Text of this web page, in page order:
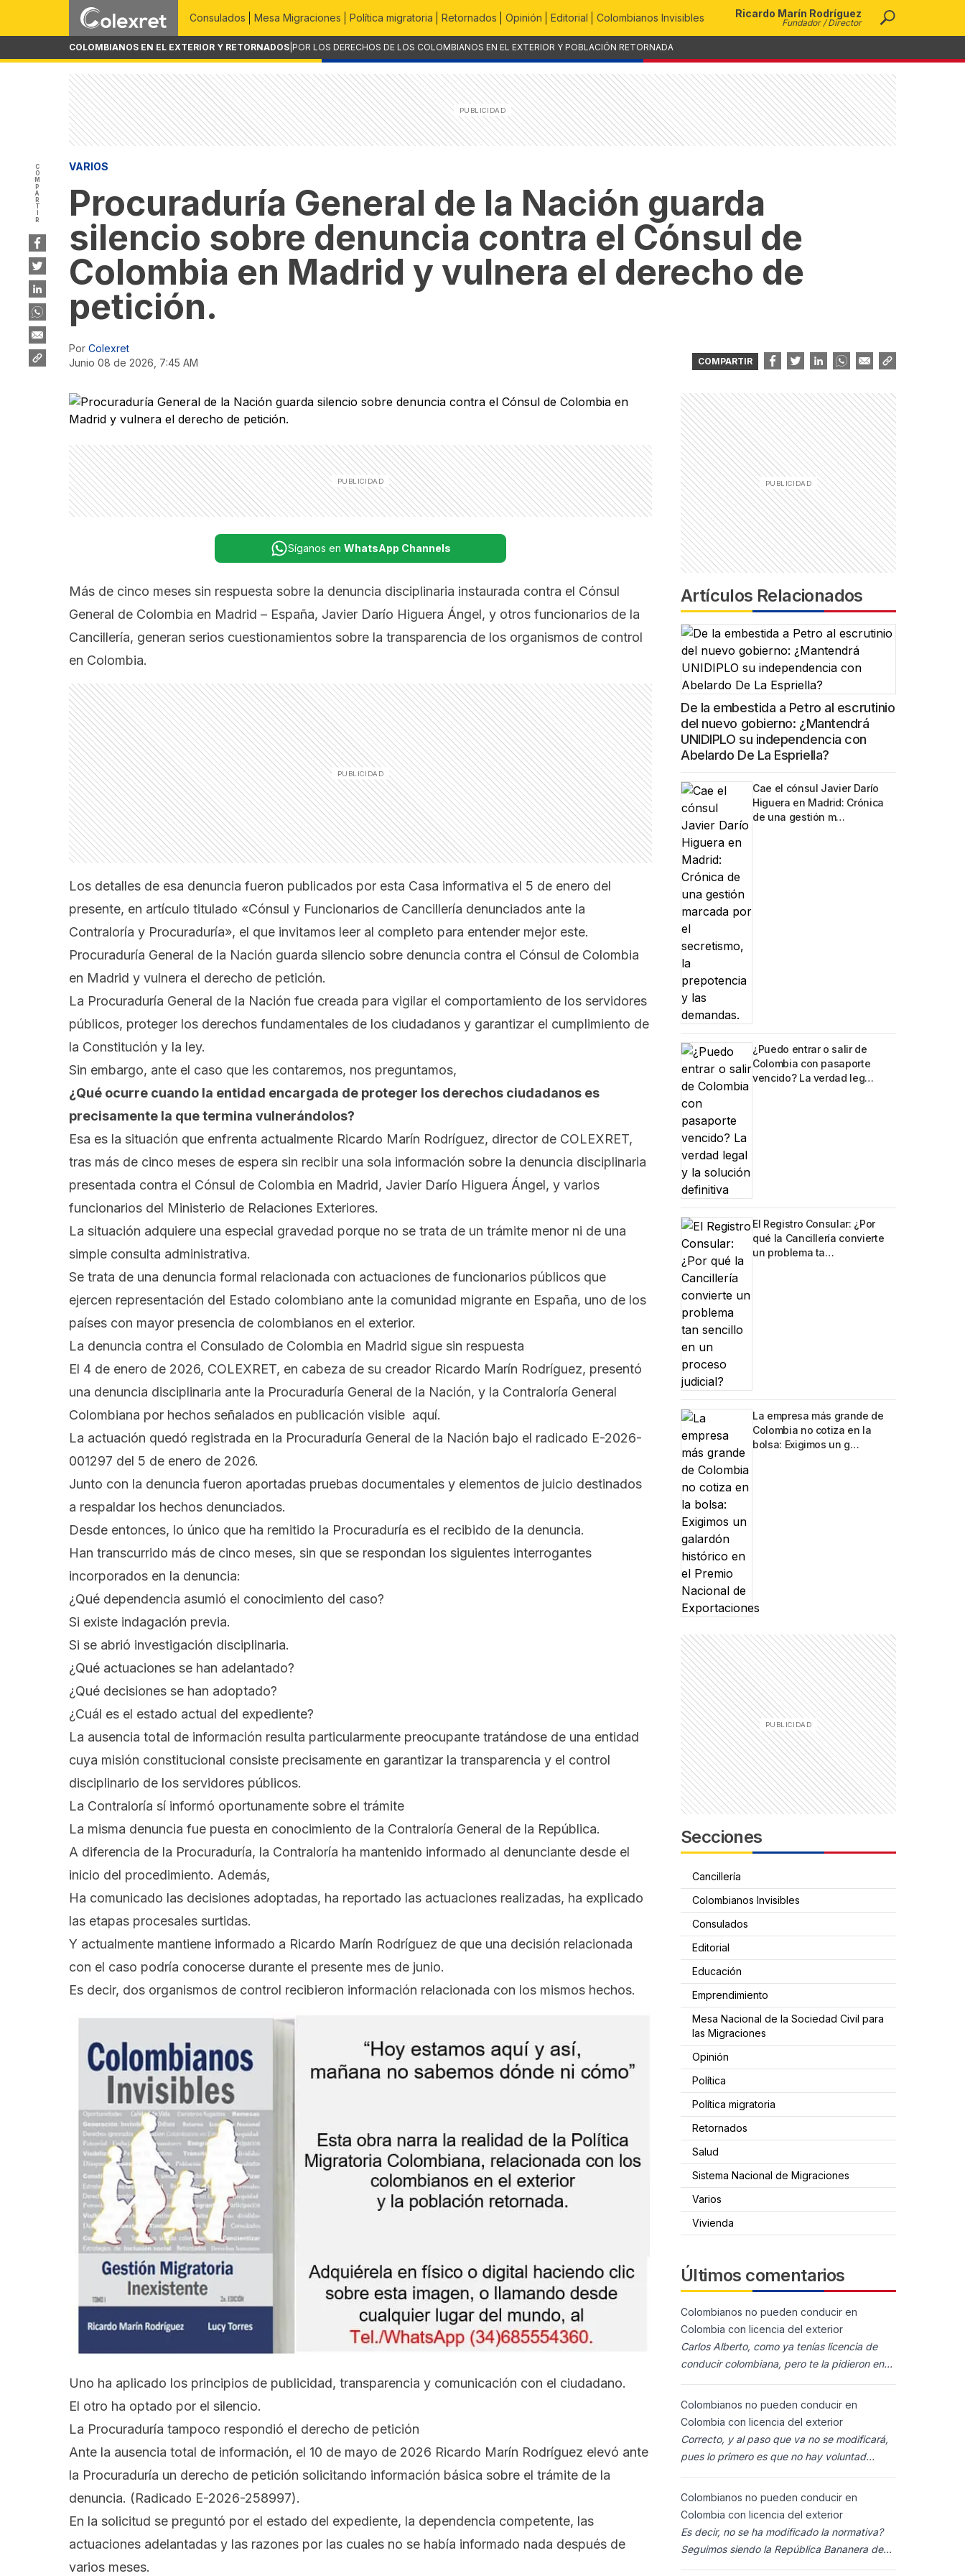
Consulados Mesa Migraciones Política migratoria Retornados Opinión Editorial Colombianos Invisibles Ricardo Marín Rodríguez
Fundador / Director
COLOMBIANOS EN EL EXTERIOR Y RETORNADOS POR LOS DERECHOS DE LOS COLOMBIANOS EN EL EXTERIOR Y POBLACIÓN RETORNADA
COMPARTIR VARIOS
Procuraduría General de la Nación guarda
silencio sobre denuncia contra el Cónsul de
Colombia en Madrid y vulnera el derecho de
petición.
Por Colexret
junio 08 de 2026, 7:45 AM
COMPARTIR
Síganos en WhatsApp Channels
Más de cinco meses sin respuesta sobre la denuncia disciplinaria instaurada contra el Cónsul
General de Colombia en Madrid – España, Javier Darío Higuera Ángel, y otros funcionarios de la
Cancillería, generan serios cuestionamientos sobre la transparencia de los organismos de control
en Colombia.
Los detalles de esa denuncia fueron publicados por esta Casa informativa el 5 de enero del
presente, en artículo titulado «Cónsul y Funcionarios de Cancillería denunciados ante la
Contraloría y Procuraduría», el que invitamos leer al completo para entender mejor este.
Procuraduría General de la Nación guarda silencio sobre denuncia contra el Cónsul de Colombia
en Madrid y vulnera el derecho de petición.
La Procuraduría General de la Nación fue creada para vigilar el comportamiento de los servidores
públicos, proteger los derechos fundamentales de los ciudadanos y garantizar el cumplimiento de
la Constitución y la ley.
Sin embargo, ante el caso que les contaremos, nos preguntamos,
¿Qué ocurre cuando la entidad encargada de proteger los derechos ciudadanos es
precisamente la que termina vulnerándolos?
Esa es la situación que enfrenta actualmente Ricardo Marín Rodríguez, director de COLEXRET,
tras más de cinco meses de espera sin recibir una sola información sobre la denuncia disciplinaria
presentada contra el Cónsul de Colombia en Madrid, Javier Darío Higuera Ángel, y varios
funcionarios del Ministerio de Relaciones Exteriores.
La situación adquiere una especial gravedad porque no se trata de un trámite menor ni de una
simple consulta administrativa.
Se trata de una denuncia formal relacionada con actuaciones de funcionarios públicos que
ejercen representación del Estado colombiano ante la comunidad migrante en España, uno de los
países con mayor presencia de colombianos en el exterior.
La denuncia contra el Consulado de Colombia en Madrid sigue sin respuesta
El 4 de enero de 2026, COLEXRET, en cabeza de su creador Ricardo Marín Rodríguez, presentó
una denuncia disciplinaria ante la Procuraduría General de la Nación, y la Contraloría General
Colombiana por hechos señalados en publicación visible aquí.
La actuación quedó registrada en la Procuraduría General de la Nación bajo el radicado E-2026-
001297 del 5 de enero de 2026.
Junto con la denuncia fueron aportadas pruebas documentales y elementos de juicio destinados
a respaldar los hechos denunciados.
Desde entonces, lo único que ha remitido la Procuraduría es el recibido de la denuncia.
Han transcurrido más de cinco meses, sin que se respondan los siguientes interrogantes
incorporados en la denuncia:
¿Qué dependencia asumió el conocimiento del caso?
Si existe indagación previa.
Si se abrió investigación disciplinaria.
¿Qué actuaciones se han adelantado?
¿Qué decisiones se han adoptado?
¿Cuál es el estado actual del expediente?
La ausencia total de información resulta particularmente preocupante tratándose de una entidad
cuya misión constitucional consiste precisamente en garantizar la transparencia y el control
disciplinario de los servidores públicos.
La Contraloría sí informó oportunamente sobre el trámite
La misma denuncia fue puesta en conocimiento de la Contraloría General de la República.
A diferencia de la Procuraduría, la Contraloría ha mantenido informado al denunciante desde el
inicio del procedimiento. Además,
Ha comunicado las decisiones adoptadas, ha reportado las actuaciones realizadas, ha explicado
las etapas procesales surtidas.
Y actualmente mantiene informado a Ricardo Marín Rodríguez de que una decisión relacionada
con el caso podría conocerse durante el presente mes de junio.
Es decir, dos organismos de control recibieron información relacionada con los mismos hechos.
Uno ha aplicado los principios de publicidad, transparencia y comunicación con el ciudadano.
El otro ha optado por el silencio.
La Procuraduría tampoco respondió el derecho de petición
Ante la ausencia total de información, el 10 de mayo de 2026 Ricardo Marín Rodríguez elevó ante
la Procuraduría un derecho de petición solicitando información básica sobre el trámite de la
denuncia. (Radicado E-2026-258997).
En la solicitud se preguntó por el estado del expediente, la dependencia competente, las
actuaciones adelantadas y las razones por las cuales no se había informado nada después de
varios meses.
Artículos Relacionados
De la embestida a Petro al escrutinio
del nuevo gobierno: ¿Mantendrá
UNIDIPLO su independencia con
Abelardo De La Espriella?
Cae el cónsul Javier Darío
Higuera en Madrid: Crónica
de una gestión m…
¿Puedo entrar o salir de
Colombia con pasaporte
vencido? La verdad leg…
El Registro Consular: ¿Por
qué la Cancillería convierte
un problema ta…
La empresa más grande de
Colombia no cotiza en la
bolsa: Exigimos un g…
Secciones
Cancillería
Colombianos Invisibles
Consulados
Editorial
Educación
Emprendimiento
Mesa Nacional de la Sociedad Civil para
las Migraciones
Opinión
Política
Política migratoria
Retornados
Salud
Sistema Nacional de Migraciones
Varios
Vivienda
Últimos comentarios
Colombianos no pueden conducir en
Colombia con licencia del exterior
Carlos Alberto, como ya tenías licencia de
conducir colombiana, pero te la pidieron en
Colombia (s
Colombianos no pueden conducir en
Colombia con licencia del exterior
Correcto, y al paso que va no se modificará,
pues lo primero es que no hay voluntad
ciudadanos n
Colombianos no pueden conducir en
Colombia con licencia del exterior
Es decir, no se ha modificado la normativa?
Seguimos siendo la República Bananera de